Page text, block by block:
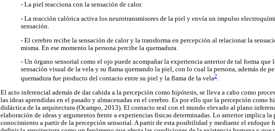
- La piel reacciona con la sensación de calor.
- La reacción calórica activa los neurotransmisores de la piel y envía un impulso
sensación.
- El cerebro recibe la sensación de calor y la transforma en percepción al relacionar la
misma. En ese momento la persona percibe la quemadura.
- Un órgano sensorial como el ojo puede acompañar la experiencia anterior de tal forma que
sensación visual de la vela y su flama quemando la piel, con lo cual la persona, además de
quemadura fue producto del contacto entre su piel y la flama de la vela2.
El acto inferencial además de dar cabida a la percepción como hipótesis, se lleva a cabo como
las ideas aprendidas en el pasado y almacenadas en el cerebro. Es por ello que la percepción como
didáctica de la arquitectura (Ocampo, 2013). El contacto real con el mundo elevado al plano
elaboración de ideas y argumentos frente a experiencias físicas determinadas. Lo anterior implica
conocimiento a partir de la percepción sensorial. A partir de esta posibilidad y mediante el enfoque